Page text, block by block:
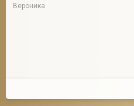
Вероника